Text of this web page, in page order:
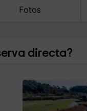
Fotos
directa?